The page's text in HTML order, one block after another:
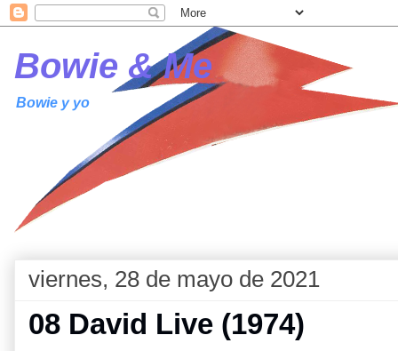
Bowie & Me
Bowie y yo
viernes, 28 de mayo de 2021
08 David Live (1974)